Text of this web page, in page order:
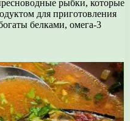
рыбки, которые
для приготовления
белками, омега-3